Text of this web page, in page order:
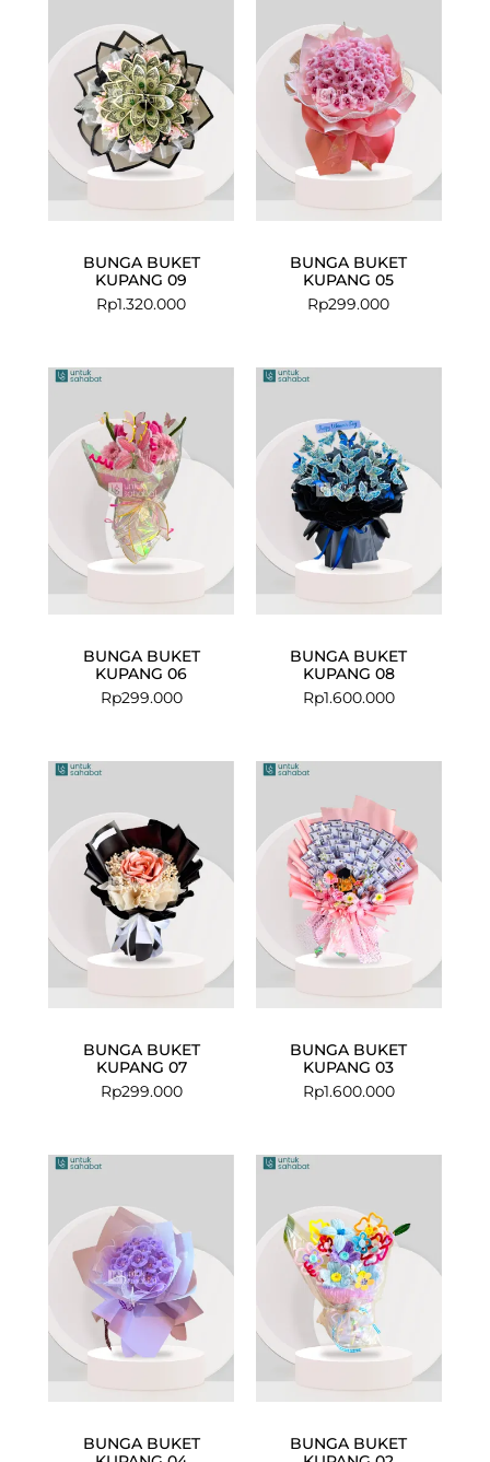
BUNGA BUKET
KUPANG 09
Rp1.320.000
BUNGA BUKET
KUPANG 05
Rp299.000
BUNGA BUKET
KUPANG 06
Rp299.000
BUNGA BUKET
KUPANG 08
Rp1.600.000
BUNGA BUKET
KUPANG 07
Rp299.000
BUNGA BUKET
KUPANG 03
Rp1.600.000
BUNGA BUKET
BUNGA BUKET